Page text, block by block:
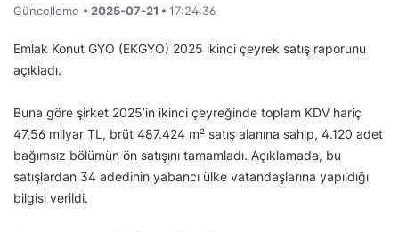
Güncelleme • 2025-07-21 • 17:24:36
Emlak Konut GYO (EKGYO) 2025 ikinci çeyrek satış raporunu
açıkladı.
Buna göre şirket 2025’in ikinci çeyreğinde toplam KDV hariç
47,56 milyar TL, brüt 487.424 m² satış alanına sahip, 4.120 adet
bağımsız bölümün ön satışını tamamladı. Açıklamada, bu
satışlardan 34 adedinin yabancı ülke vatandaşlarına yapıldığı
bilgisi verildi.